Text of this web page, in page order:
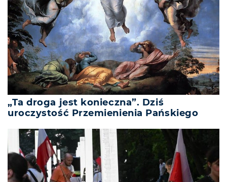
„Ta droga jest konieczna”. Dziś
uroczystość Przemienienia Pańskiego